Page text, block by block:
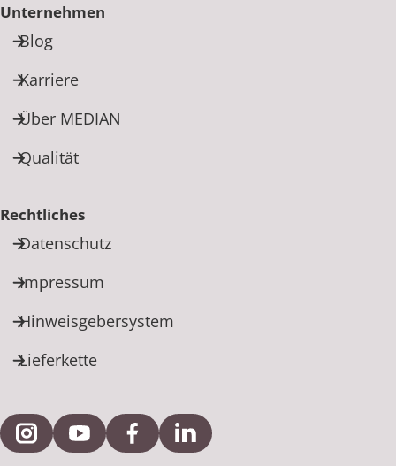
Unternehmen
Blog
Karriere
Über MEDIAN
Qualität
Rechtliches
Datenschutz
Impressum
Hinweisgebersystem
Lieferkette
Externe Verlinkung zu Instagram
Externe Verlinkung zu YouTube
Externe Verlinkung zu Facebook
Externe Verlinkung zu